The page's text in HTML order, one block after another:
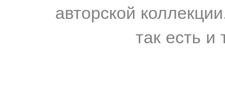
авторской
так есть и